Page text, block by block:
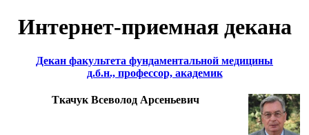
Интернет-приемная декана
Декан факультета фундаментальной медицины
д.б.н., профессор, академик
Ткачук Всеволод Арсеньевич